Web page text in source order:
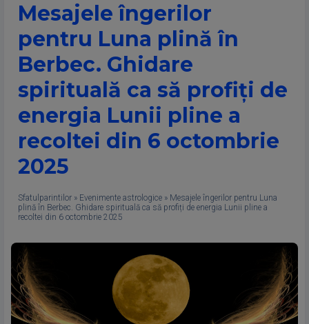
Mesajele îngerilor
pentru Luna plină în
Berbec. Ghidare
spirituală ca să profiți de
energia Lunii pline a
recoltei din 6 octombrie
2025
Sfatulparintilor » Evenimente astrologice » Mesajele îngerilor pentru Luna
plină în Berbec. Ghidare spirituală ca să profiți de energia Lunii pline a
recoltei din 6 octombrie 2025